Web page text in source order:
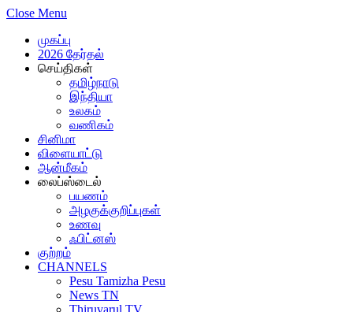
Close Menu
முகப்பு
2026 தேர்தல்
செய்திகள்
தமிழ்நாடு
இந்தியா
உலகம்
வணிகம்
சினிமா
விளையாட்டு
ஆன்மீகம்
லைப்ஸ்டைல்
பயணம்
அழகுக்குறிப்புகள்
உணவு
ஃபிட்னஸ்
குற்றம்
CHANNELS
Pesu Tamizha Pesu
News TN
Thiruvarul TV